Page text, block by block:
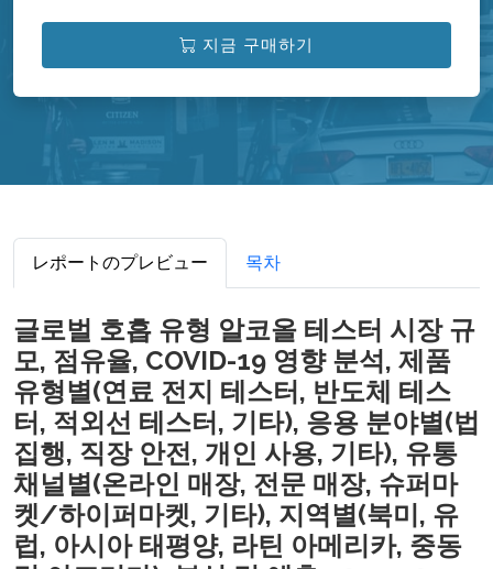
지금 구매하기
レポートのプレビュー 목차
글로벌 호흡 유형 알코올 테스터 시장 규
모, 점유율, COVID-19 영향 분석, 제품
유형별(연료 전지 테스터, 반도체 테스
터, 적외선 테스터, 기타), 응용 분야별(법
집행, 직장 안전, 개인 사용, 기타), 유통
채널별(온라인 매장, 전문 매장, 슈퍼마
켓/하이퍼마켓, 기타), 지역별(북미, 유
럽, 아시아 태평양, 라틴 아메리카, 중동